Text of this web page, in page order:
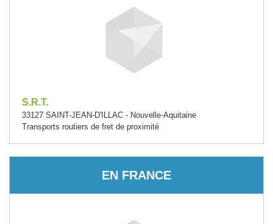
S.R.T.
33127 SAINT-JEAN-D'ILLAC - Nouvelle-Aquitaine
Transports routiers de fret de proximité
EN FRANCE